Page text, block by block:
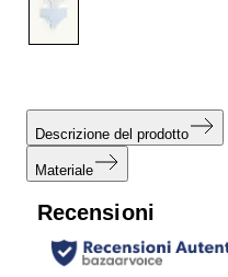
Descrizione del prodotto
Materiale
Recensioni